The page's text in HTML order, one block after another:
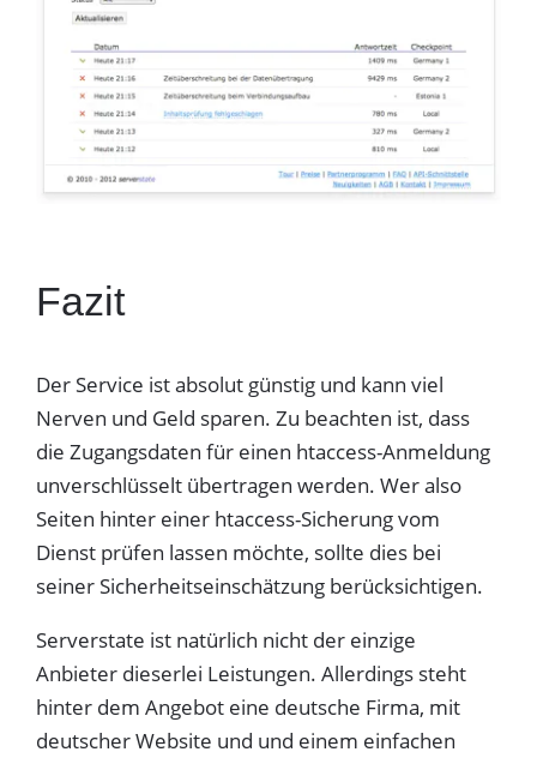
Fazit
Der Service ist absolut günstig und kann viel
Nerven und Geld sparen. Zu beachten ist, dass
die Zugangsdaten für einen htaccess-Anmeldung
unverschlüsselt übertragen werden. Wer also
Seiten hinter einer htaccess-Sicherung vom
Dienst prüfen lassen möchte, sollte dies bei
seiner Sicherheitseinschätzung berücksichtigen.
Serverstate ist natürlich nicht der einzige
Anbieter dieserlei Leistungen. Allerdings steht
hinter dem Angebot eine deutsche Firma, mit
deutscher Website und und einem einfachen